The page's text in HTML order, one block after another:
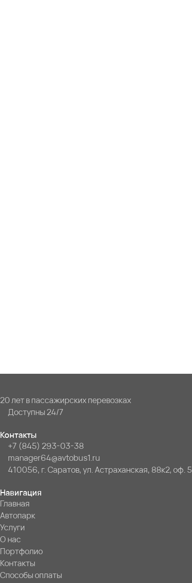
20 лет в пассажирских перевозках
Доступны 24/7
Контакты
+7 (845) 293-03-38
manager64@avtobus1.ru
410056, г. Саратов, ул. Астраханская, 88к2, оф. 5
Навигация
Главная
Автопарк
Услуги
О нас
Портфолио
Контакты
Способы оплаты